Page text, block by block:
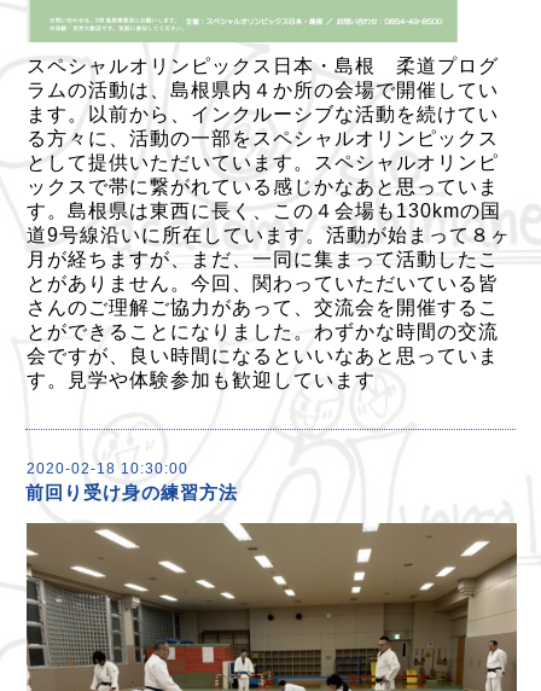
スペシャルオリンピックス日本・島根 柔道プログ
ラムの活動は、島根県内４か所の会場で開催してい
ます。以前から、インクルーシブな活動を続けてい
る方々に、活動の一部をスペシャルオリンピックス
として提供いただいています。スペシャルオリンピ
ックスで帯に繋がれている感じかなあと思っていま
す。島根県は東西に長く、この４会場も130kmの国
道9号線沿いに所在しています。活動が始まって８ヶ
月が経ちますが、まだ、一同に集まって活動したこ
とがありません。今回、関わっていただいている皆
さんのご理解ご協力があって、交流会を開催するこ
とができることになりました。わずかな時間の交流
会ですが、良い時間になるといいなあと思っていま
す。見学や体験参加も歓迎しています
2020-02-18 10:30:00
前回り受け身の練習方法